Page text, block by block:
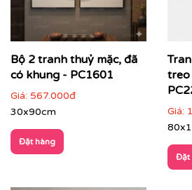
Bộ 2 tranh thuỷ mặc, đã
có khung - PC1601
Giá: 567.000đ
30x90cm
Đặt hàng
treo
Giá:
Đặt